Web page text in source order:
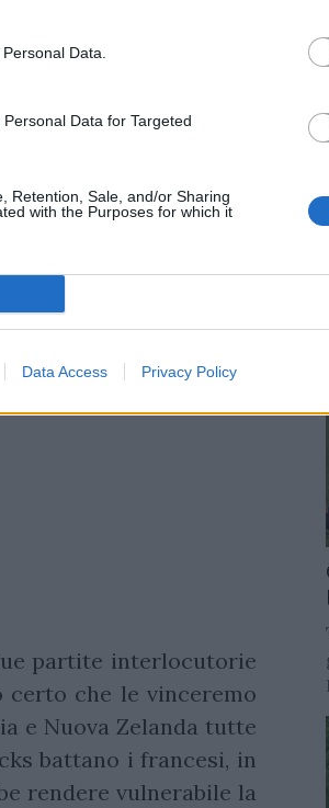
Data.
Data for Targeted
Retention, Sale, and/or Sharing
with the Purposes for which it
Data Access Privacy Policy
partite interlocutorie
certo che le vinceremo
e Nuova Zelanda tutte
battano i francesi, in
rendere vulnerabile la